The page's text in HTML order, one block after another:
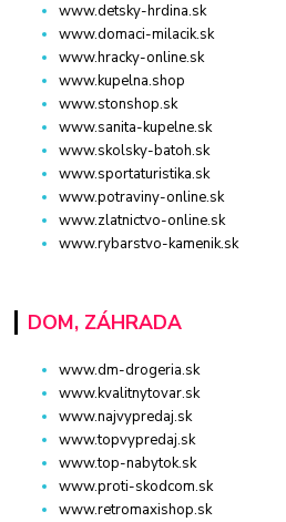
www.detsky-hrdina.sk
www.domaci-milacik.sk
www.hracky-online.sk
www.kupelna.shop
www.stonshop.sk
www.sanita-kupelne.sk
www.skolsky-batoh.sk
www.sportaturistika.sk
www.potraviny-online.sk
www.zlatnictvo-online.sk
www.rybarstvo-kamenik.sk
DOM, ZÁHRADA
www.dm-drogeria.sk
www.kvalitnytovar.sk
www.najvypredaj.sk
www.topvypredaj.sk
www.top-nabytok.sk
www.proti-skodcom.sk
www.retromaxishop.sk